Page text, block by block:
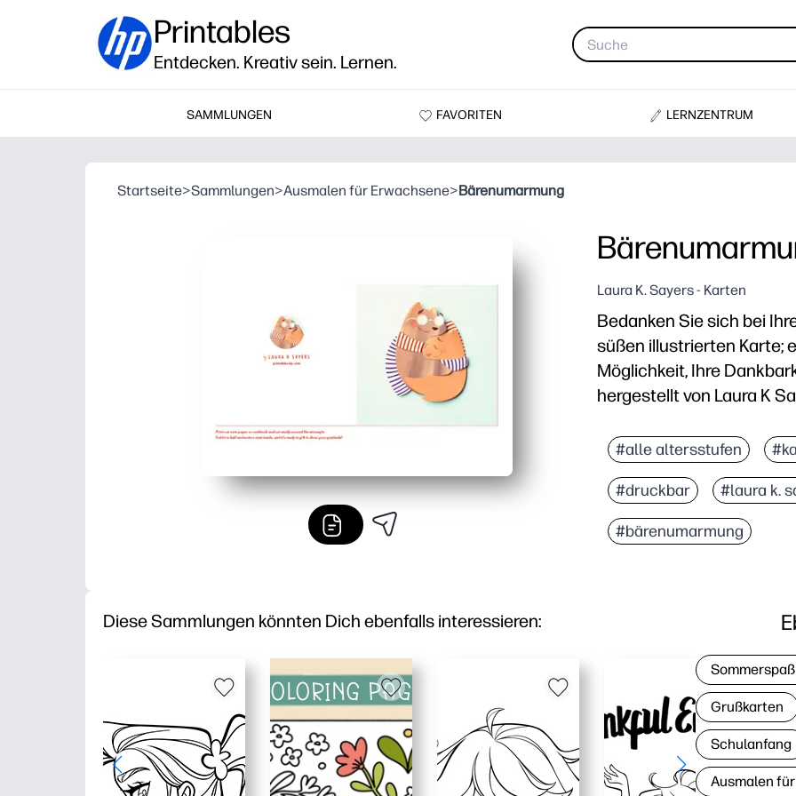
Printables
Entdecken. Kreativ sein. Lernen.
SAMMLUNGEN FAVORITEN LERNZENTRUM
Startseite>Sammlungen>Ausmalen für Erwachsene>Bärenumarmung
Laura K. Sayers - Karten
Bedanken Sie sich bei
süßen illustrierten Karte;
Möglichkeit, Ihre
hergestellt von Laura K
Sie können in wenigen
Das freundliche
Funktioniert für Lehrer,
Druckt auf US Letter
#alle altersstufen
#druckbar #laura k.
#bärenumarmung
Diese Sammlungen könnten Dich ebenfalls interessieren:
Sommerspaß
Grußkarten
Schulanfang
Ausmalen